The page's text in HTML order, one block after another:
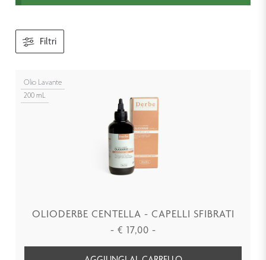
Filtri
Olio Lavante
200 mL
OLIODERBE CENTELLA - CAPELLI SFIBRATI
- € 17,00 -